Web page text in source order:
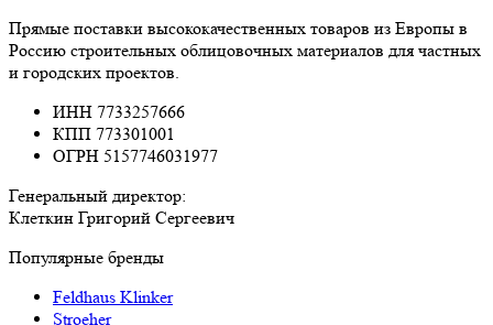
Прямые поставки высококачественных товаров из Европы в
Россию строительных облицовочных материалов для частных
и городских проектов.
ИНН 7733257666
КПП 773301001
ОГРН 5157746031977
Генеральный директор:
Клеткин Григорий Сергеевич
Популярные бренды
Feldhaus Klinker
Stroeher